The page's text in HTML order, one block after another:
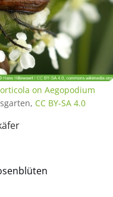
on Aegopodium
CC BY-SA 4.0